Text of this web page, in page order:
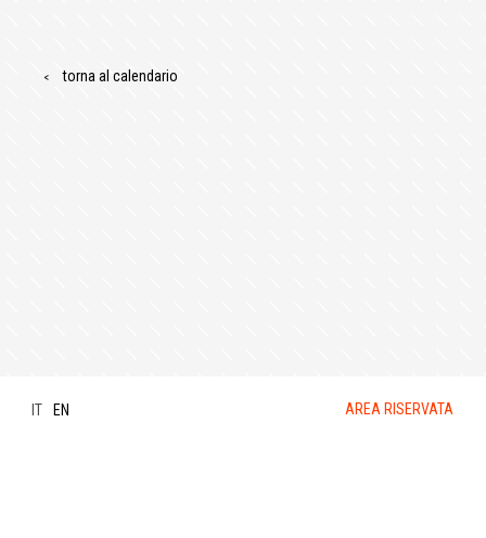
torna al calendario
IT EN AREA RISERVATA